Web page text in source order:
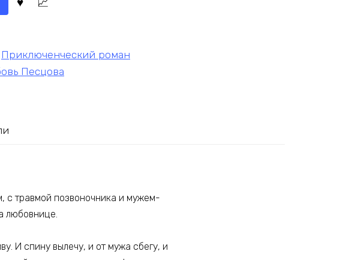
Приключенческий роман
Песцова
с травмой позвоночника и мужем-
любовнице.
И спину вылечу, и от мужа сбегу, и